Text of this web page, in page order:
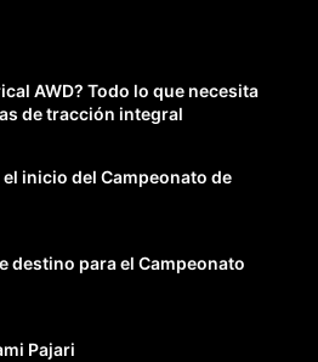
AWD? Todo lo que necesita
de tracción integral
inicio del Campeonato de
destino para el Campeonato
Pajari